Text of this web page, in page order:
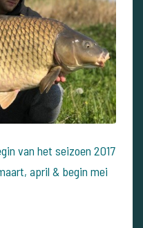
van het seizoen 2017
april & begin mei